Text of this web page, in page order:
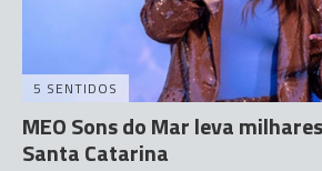
5 SENTIDOS
MEO Sons do Mar leva
Santa Catarina